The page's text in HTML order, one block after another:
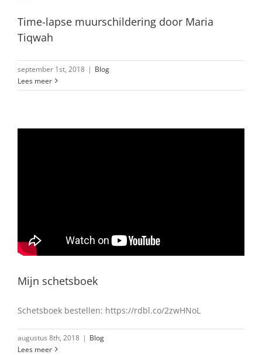
Time-lapse muurschildering door Maria
Tiqwah
september 1st, 2018 | Blog
Lees meer
Mijn schetsboek
Schetsboek bestellen: https://rdbl.co/2zwHNoL
augustus 8th, 2018 | Blog
Lees meer